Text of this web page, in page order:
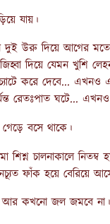
যায়।
দুই উরু দিয়ে আগের
দিয়ে যেমন খুশি
চ্যাটে করে দেবে...
রেতঃপাত ঘটে... এখনও
বসে থাকে।
শিশ্ন চালনাকালে
ফাঁক হয়ে বেরিয়ে
আর কখনো জল জমবে না।